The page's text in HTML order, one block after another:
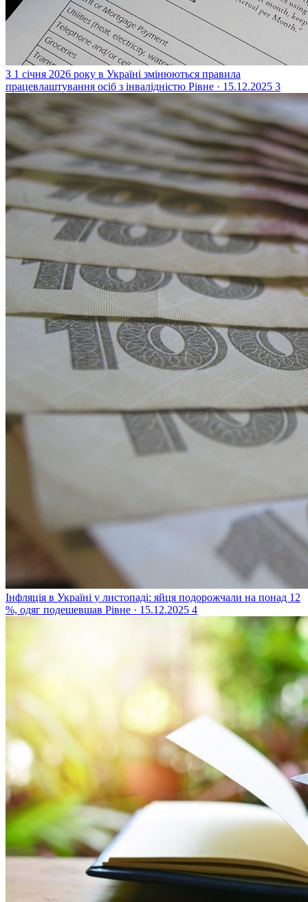
З 1 січня 2026 року в Україні змінюються правила
працевлаштування осіб з інвалідністю Рівне · 15.12.2025 3
Інфляція в Україні у листопаді: яйця подорожчали на понад 12
%, одяг подешевшав Рівне · 15.12.2025 4